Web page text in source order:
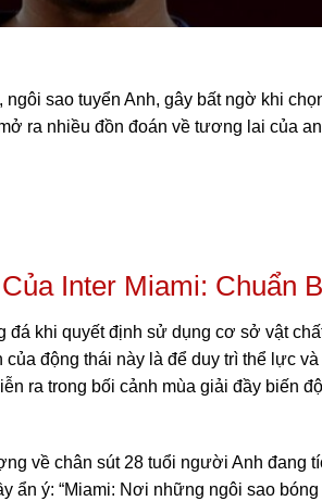
sao tuyển Anh, gây bất ngờ khi
ra nhiều đồn đoán về tương lai của
Inter Miami: Chuẩn
khi quyết định sử dụng cơ sở vật
động thái này là để duy trì thể lực
ra trong bối cảnh mùa giải đầy biến
về chân sút 28 tuổi người Anh đang
ẩn ý: “Miami: Nơi những ngôi sao